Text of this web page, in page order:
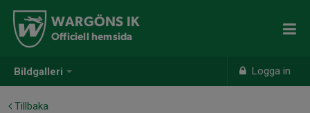
Bildgalleri Logga in
WARGÖNS IK
Officiell hemsida
Tillbaka